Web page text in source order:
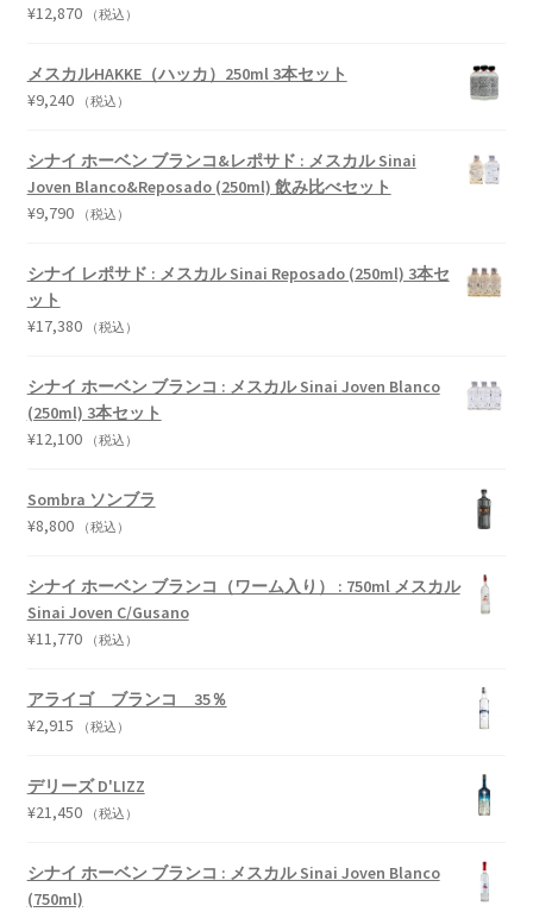
¥12,870 （税込）
メスカルHAKKE（ハッカ）250ml 3本セット
¥9,240 （税込）
シナイ ホーベン ブランコ&レポサド : メスカル Sinai
Joven Blanco&Reposado (250ml) 飲み比べセット
¥9,790 （税込）
シナイ レポサド : メスカル Sinai Reposado (250ml) 3本セ
ット
¥17,380 （税込）
シナイ ホーベン ブランコ : メスカル Sinai Joven Blanco
(250ml) 3本セット
¥12,100 （税込）
Sombra ソンブラ
¥8,800 （税込）
シナイ ホーベン ブランコ（ワーム入り） : 750ml メスカル
Sinai Joven C/Gusano
¥11,770 （税込）
アライゴ ブランコ 35％
¥2,915 （税込）
デリーズ D'LIZZ
¥21,450 （税込）
シナイ ホーベン ブランコ : メスカル Sinai Joven Blanco
(750ml)